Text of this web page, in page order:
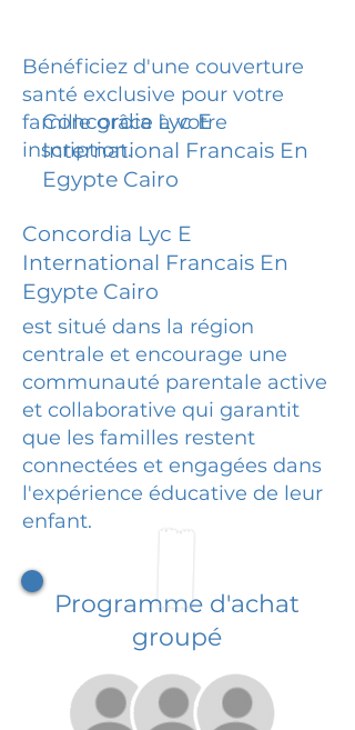
Bénéficiez d'une couverture
santé exclusive pour votre
famille grâce à votre
inscription.
Concordia Lyc E
International Francais En
Egypte Cairo
Concordia Lyc E
International Francais En
Egypte Cairo
est situé dans la région
centrale et encourage une
communauté parentale active
et collaborative qui garantit
que les familles restent
connectées et engagées dans
l'expérience éducative de leur
enfant.
Programme d'achat
groupé